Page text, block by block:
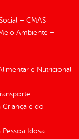
– CMAS
Ambiente –
e Nutricional
Criança e do
Idosa –